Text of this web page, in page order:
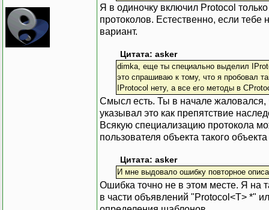
Я в одиночку включил Protocol
протоколов. Естественно, если
вариант.
Цитата: asker
dimka, еще ты специально выделил
это спрашиваю к тому, что я пробовал
IProtocol нету, а все его методы в
Смысл есть. Ты в начале жаловался,
указывал это как препятствие
Всякую специализацию протокола
пользователя объекта такого
Цитата: asker
И мне выдовало ошибку повторное
Ошибка точно не в этом месте. Я на
в части объявлений "Protocol<T> *"